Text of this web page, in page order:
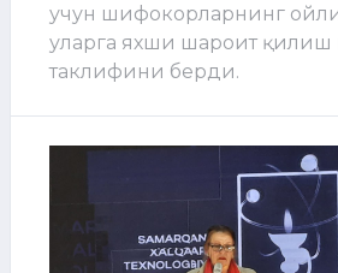
учун шифокорларнинг
уларга яхши шароит қилиш
таклифини берди.